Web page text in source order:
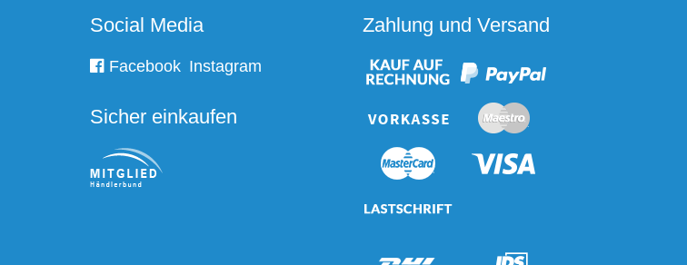
Social Media
Facebook Instagram
Sicher einkaufen
Zahlung und Versand